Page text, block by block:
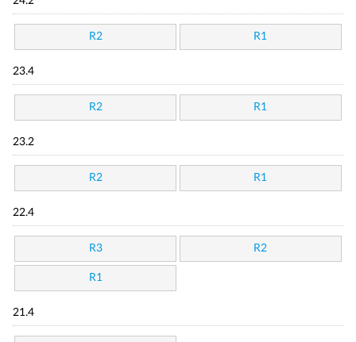
R2 R1
23.4
R2 R1
23.2
R2 R1
22.4
R3 R2
R1
21.4